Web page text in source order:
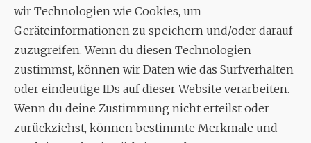
wir Technologien wie Cookies, um
Geräteinformationen zu speichern und/oder darauf
zuzugreifen. Wenn du diesen Technologien
zustimmst, können wir Daten wie das Surfverhalten
oder eindeutige IDs auf dieser Website verarbeiten.
Wenn du deine Zustimmung nicht erteilst oder
zurückziehst, können bestimmte Merkmale und
70619 Stuttgart
MUSIK
Musikalischer Leiter:
Enrico Trummer
Tel.+49 (0)177 / 34 23 57 1